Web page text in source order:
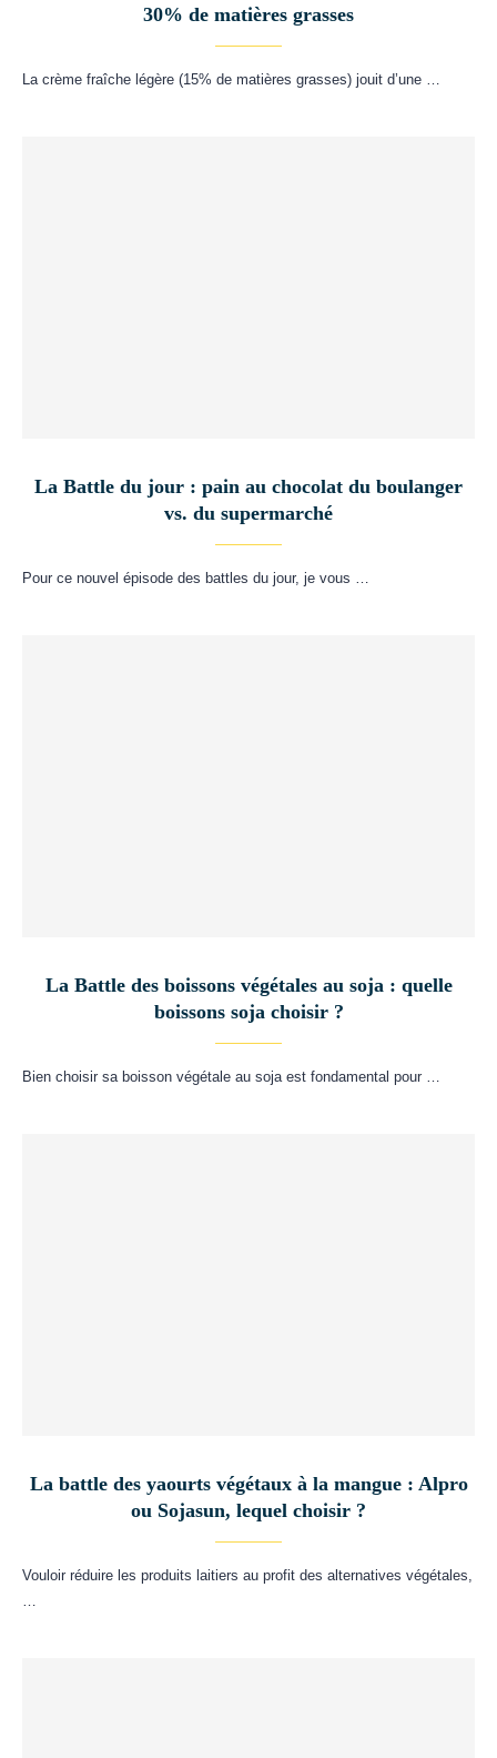
30% de matières grasses
La crème fraîche légère (15% de matières grasses) jouit d’une …
La Battle du jour : pain au chocolat du boulanger
vs. du supermarché
Pour ce nouvel épisode des battles du jour, je vous …
La Battle des boissons végétales au soja : quelle
boissons soja choisir ?
Bien choisir sa boisson végétale au soja est fondamental pour …
La battle des yaourts végétaux à la mangue : Alpro
ou Sojasun, lequel choisir ?
Vouloir réduire les produits laitiers au profit des alternatives végétales,
…